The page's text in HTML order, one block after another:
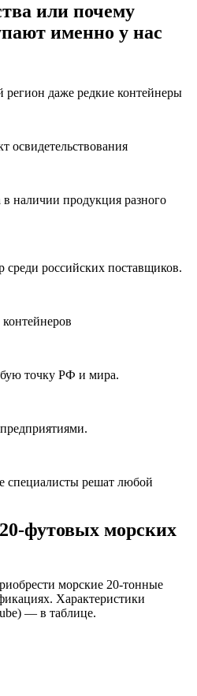
или почему
именно у нас
даже редкие контейнеры
освидетельствования
наличии продукция разного
среди российских поставщиков.
точку РФ и мира.
специалисты решат любой
футовых морских
морские 20-тонные
Характеристики
— в таблице.